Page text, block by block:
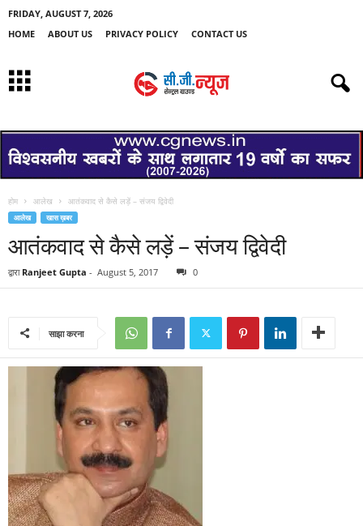
FRIDAY, AUGUST 7, 2026
HOME
ABOUT US PRIVACY POLICY CONTACT US
होम आलेख आतंकवाद से कैसे लड़ें – संजय द्विवेदी
आलेख खास ख़बर
आतंकवाद से कैसे लड़ें – संजय द्विवेदी
द्वारा Ranjeet Gupta - August 5, 2017 0
साझा करना